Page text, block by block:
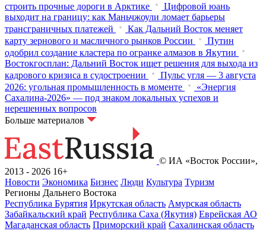
строить прочные дороги в Арктике
Цифровой юань
выходит на границу: как Маньчжоули ломает барьеры
трансграничных платежей
Как Дальний Восток меняет
карту зернового и масличного рынков России
Путин
одобрил создание кластера по огранке алмазов в Якутии
Востокгосплан: Дальний Восток ищет решения для выхода из
кадрового кризиса в судостроении
Пульс угля — 3 августа
2026: угольная промышленность в моменте
«Энергия
Сахалина-2026» — под знаком локальных успехов и
нерешенных вопросов
Больше материалов
© ИА «Восток России»,
2013 - 2026 16+
Новости Экономика Бизнес Люди Культура Туризм
Регионы Дальнего Востока
Республика Бурятия Иркутская область Амурская область
Забайкальский край Республика Саха (Якутия) Еврейская АО
Магаданская область Приморский край Сахалинская область